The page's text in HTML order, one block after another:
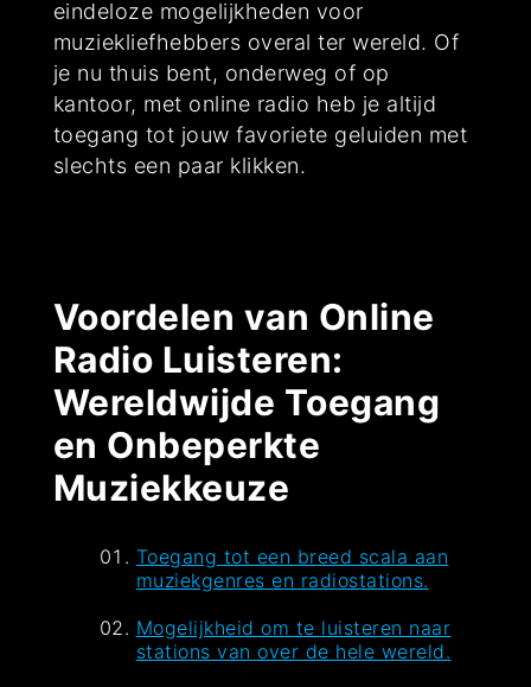
eindeloze mogelijkheden voor
muziekliefhebbers overal ter wereld. Of
je nu thuis bent, onderweg of op
kantoor, met online radio heb je altijd
toegang tot jouw favoriete geluiden met
slechts een paar klikken.
Voordelen van Online
Radio Luisteren:
Wereldwijde Toegang
en Onbeperkte
Muziekkeuze
Toegang tot een breed scala aan
muziekgenres en radiostations.
Mogelijkheid om te luisteren naar
stations van over de hele wereld.